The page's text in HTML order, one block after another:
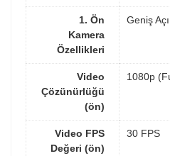
1. Ön
Kamera
Özellikleri
Geniş
Video
Çözünürlüğü
(ön)
1080p
Video FPS
Değeri (ön)
30 FPS